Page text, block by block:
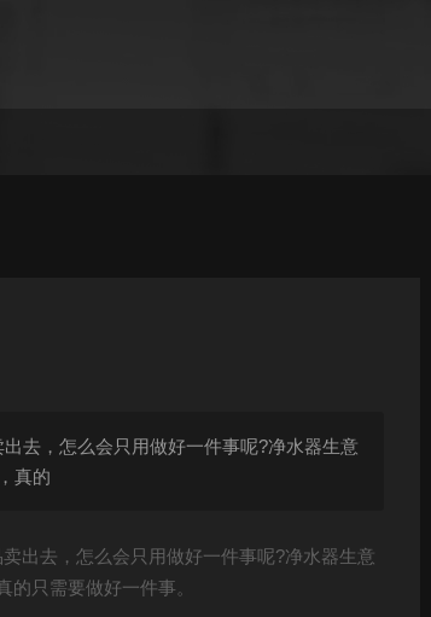
去，怎么会只用做好一件事呢?净水器生意
真的
出去，怎么会只用做好一件事呢?净水器生意
只需要做好一件事。